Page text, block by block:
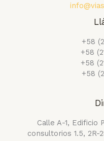
+58
+58
+58
+58
Calle A-1, Edificio
consultorios 1.5, 2R-